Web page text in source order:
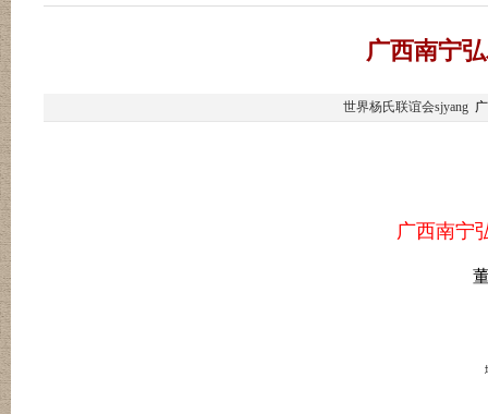
广西南宁
世界杨氏联谊会sjyang广
广西南宁
地址：南宁市教育路